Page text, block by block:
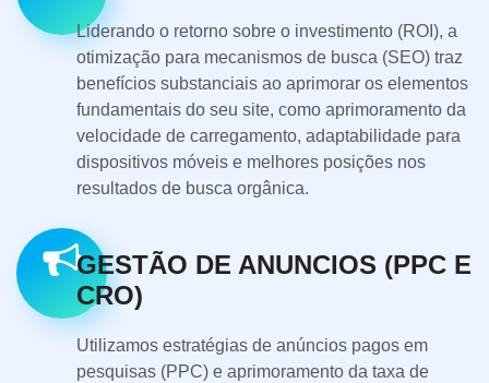
Liderando o retorno sobre o investimento (ROI), a
otimização para mecanismos de busca (SEO) traz
benefícios substanciais ao aprimorar os elementos
fundamentais do seu site, como aprimoramento da
velocidade de carregamento, adaptabilidade para
dispositivos móveis e melhores posições nos
resultados de busca orgânica.
GESTÃO DE ANUNCIOS (PPC E
CRO)
Utilizamos estratégias de anúncios pagos em
pesquisas (PPC) e aprimoramento da taxa de